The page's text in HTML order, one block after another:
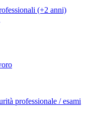
(+2 anni)
professionale / esami